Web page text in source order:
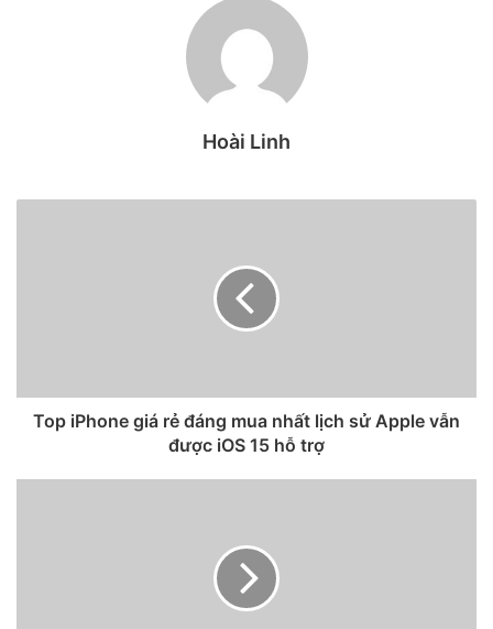
Dữ liệu bán hàng cho thấy Apple sẽ đạt được doanh số bán
iPhone tốt hơn trong quý 2 này. Apple cũng có lượng hàng
Nhà phân tích Samik Chatterjee của JP Morgan cho biết
thêm, thị phần của Samsung vào tháng 6/ 2021 đã giảm
trong cùng thời kỳ thay đổi rất ít.
Hoài Linh
Top iPhone giá rẻ đáng mua nhất lịch sử Apple vẫn
được iOS 15 hỗ trợ